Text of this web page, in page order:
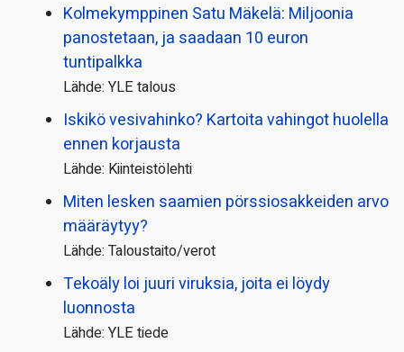
Kolmekymppinen Satu Mäkelä: Miljoonia
panostetaan, ja saadaan 10 euron
tuntipalkka
Lähde: YLE talous
Iskikö vesivahinko? Kartoita vahingot huolella
ennen korjausta
Lähde: Kiinteistölehti
Miten lesken saamien pörssi­osakkeiden arvo
määräytyy?
Lähde: Taloustaito/verot
Tekoäly loi juuri viruksia, joita ei löydy
luonnosta
Lähde: YLE tiede